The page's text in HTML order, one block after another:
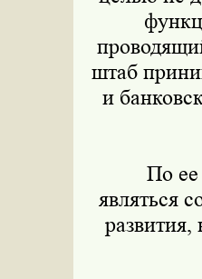
штаб
и
По ее
являться